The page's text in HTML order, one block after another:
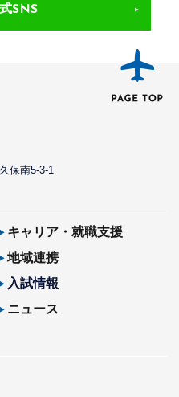
SNS
保南5-3-1
キャリア・就職支援
地域連携
入試情報
ニュース